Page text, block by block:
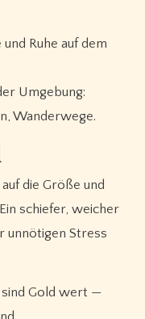
Ruhe auf dem
Umgebung:
Wanderwege.
die Größe und
schiefer, weicher
unnötigen Stress
sind Gold wert —